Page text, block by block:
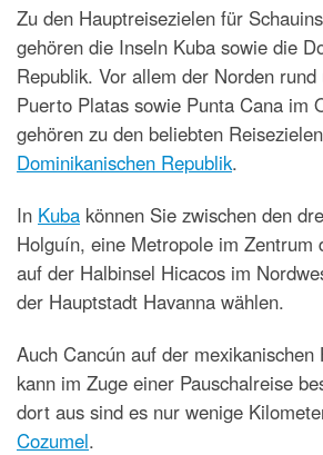
Zu den Hauptreisezielen für
gehören die Inseln Kuba sowie die
Republik. Vor allem der Norden
Puerto Platas sowie Punta Cana im
gehören zu den beliebten
Dominikanischen Republik.
In Kuba können Sie zwischen den
Holguín, eine Metropole im Zentrum
auf der Halbinsel Hicacos im
der Hauptstadt Havanna wählen.
Auch Cancún auf der mexikanischen
kann im Zuge einer Pauschalreise
dort aus sind es nur wenige
Cozumel.